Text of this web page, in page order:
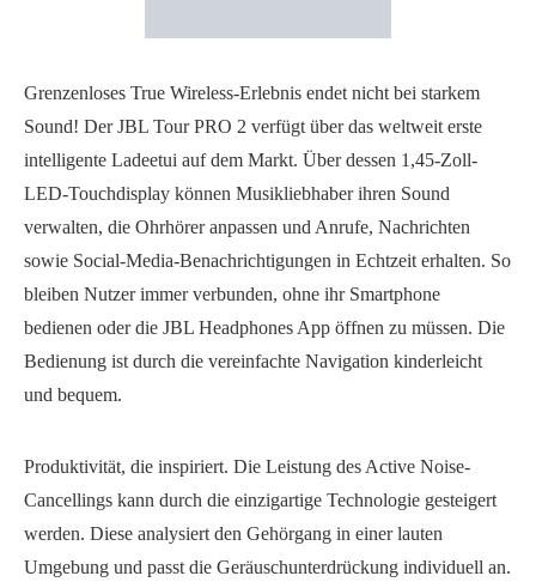
Grenzenloses True Wireless-Erlebnis endet nicht bei starkem
Sound! Der JBL Tour PRO 2 verfügt über das weltweit erste
intelligente Ladeetui auf dem Markt. Über dessen 1,45-Zoll-
LED-Touchdisplay können Musikliebhaber ihren Sound
verwalten, die Ohrhörer anpassen und Anrufe, Nachrichten
sowie Social-Media-Benachrichtigungen in Echtzeit erhalten. So
bleiben Nutzer immer verbunden, ohne ihr Smartphone
bedienen oder die JBL Headphones App öffnen zu müssen. Die
Bedienung ist durch die vereinfachte Navigation kinderleicht
und bequem.
Produktivität, die inspiriert. Die Leistung des Active Noise-
Cancellings kann durch die einzigartige Technologie gesteigert
werden. Diese analysiert den Gehörgang in einer lauten
Umgebung und passt die Geräuschunterdrückung individuell an.